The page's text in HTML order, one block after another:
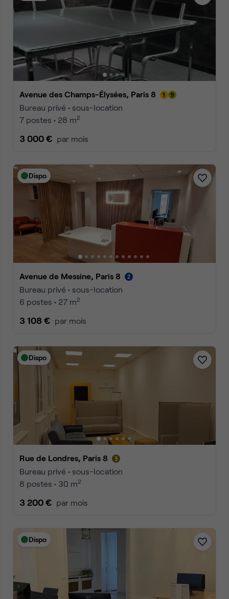
Avenue des Champs-Élysées, Paris 8
Bureau privé • sous-location
7 postes • 28 m2
3 000 € par mois
Dispo
Avenue de Messine, Paris 8
Bureau privé • sous-location
6 postes • 27 m2
3 108 € par mois
Dispo
Rue de Londres, Paris 8
Bureau privé • sous-location
8 postes • 30 m2
3 200 € par mois
Dispo